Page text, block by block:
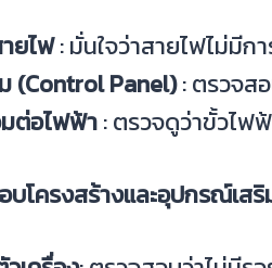
ยไฟ: มั่นใจว่าสายไฟไม่มี
(Control Panel): ตรวจส
มต่อไฟฟ้า: ตรวจดูว่าขั้วไฟ
บโครงสร้างและอุปกรณ์เส